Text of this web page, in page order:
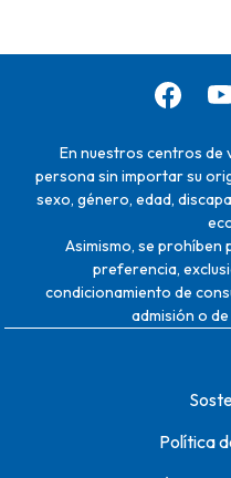
En nuestros centros de
persona sin importar su
sexo, género, edad,
Asimismo, se prohíben
preferencia,
condicionamiento de
admisión o
Política